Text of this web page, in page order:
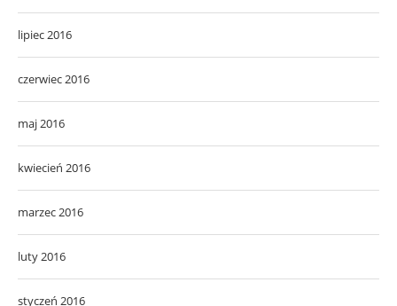
lipiec 2016
czerwiec 2016
maj 2016
kwiecień 2016
marzec 2016
luty 2016
styczeń 2016